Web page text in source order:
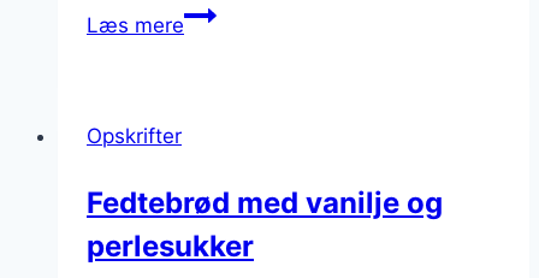
Læs mereFedtebrød
Opskrifter
Fedtebrød med vanilje og
perlesukker